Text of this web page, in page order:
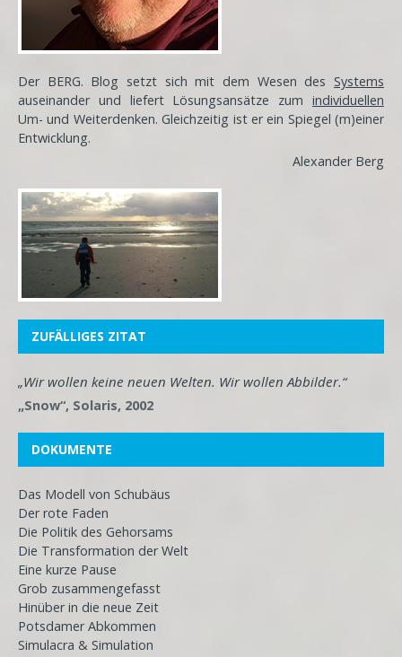
Der BERG. Blog setzt sich mit dem Wesen des Systems
auseinander und liefert Lösungsansätze zum individuellen
Um- und Weiterdenken. Gleichzeitig ist er ein Spiegel (m)einer
Entwicklung.
Alexander Berg
ZUFÄLLIGES ZITAT
„Wir wollen keine neuen Welten. Wir wollen Abbilder.“
„Snow“, Solaris, 2002
DOKUMENTE
Das Modell von Schubäus
Der rote Faden
Die Politik des Gehorsams
Die Transformation der Welt
Eine kurze Pause
Grob zusammengefasst
Hinüber in die neue Zeit
Potsdamer Abkommen
Simulacra & Simulation